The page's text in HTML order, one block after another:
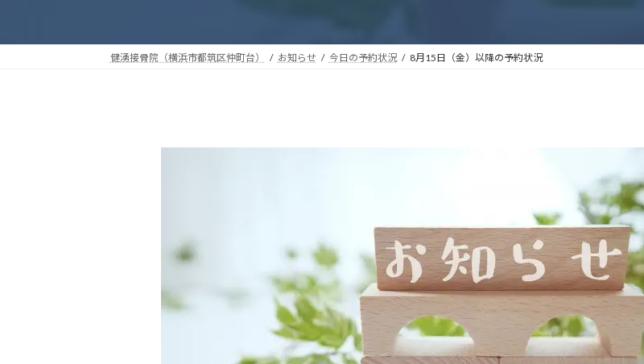
健湧接骨院（横浜市都筑区仲町台） お知らせ 今日の予約状況 8月15日（金）以降の予約状況